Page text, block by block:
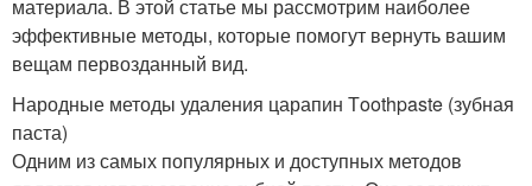
материала. В этой статье мы рассмотрим наиболее
эффективные методы, которые помогут вернуть вашим
вещам первозданный вид.
Народные методы удаления царапин Тoothpaste (зубная
паста)
Одним из самых популярных и доступных методов